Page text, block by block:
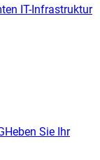
IT-Infrastruktur
Heben Sie Ihr